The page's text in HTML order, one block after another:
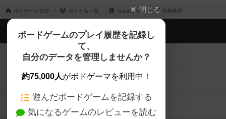
ボドゲーマTOP ボドとも一覧 Yusuke Asai 投稿履歴
閉じる
ボードゲームのプレイ履歴を記録し
て、
自分のデータを管理しませんか？
約75,000人がボドゲーマを利用中！
遊んだボードゲームを記録する
気になるゲームのレビューを読む
ボドゲーマTOP
ボードゲームを検索する
ボードゲームの新着レビュー
ボードゲーム会情報